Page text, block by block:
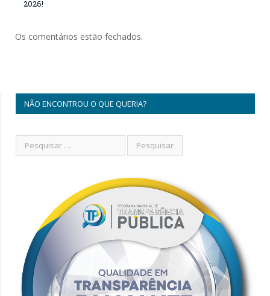
2026!
Os comentários estão fechados.
NÃO ENCONTROU O QUE QUERIA?